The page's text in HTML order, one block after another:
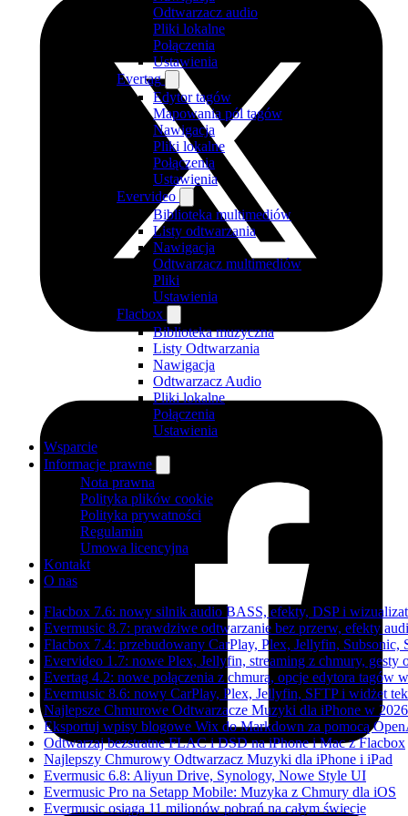
Odtwarzacz audio
Pliki lokalne
Połączenia
Ustawienia
Evertag
Edytor tagów
Mapowania pól tagów
Nawigacja
Pliki lokalne
Połączenia
Ustawienia
Evervideo
Biblioteka multimediów
Listy odtwarzania
Nawigacja
Odtwarzacz multimediów
Pliki
Ustawienia
Flacbox
Biblioteka muzyczna
Listy Odtwarzania
Nawigacja
Odtwarzacz Audio
Pliki lokalne
Połączenia
Ustawienia
Wsparcie
Informacje prawne
Nota prawna
Polityka plików cookie
Polityka prywatności
Regulamin
Umowa licencyjna
Kontakt
O nas
Flacbox 7.6: nowy silnik audio BASS, efekty, DSP i
Evermusic 8.7: prawdziwe odtwarzanie bez przerw, efekty
Flacbox 7.4: przebudowany CarPlay, Plex, Jellyfin, Subsonic,
Evervideo 1.7: nowe Plex, Jellyfin, streaming z chmury, gesty
Evertag 4.2: nowe połączenia z chmurą, opcje edytora tagów
Evermusic 8.6: nowy CarPlay, Plex, Jellyfin, SFTP i widżet
Najlepsze Chmurowe Odtwarzacze Muzyki dla iPhone w 2026
Eksportuj wpisy blogowe Wix do Markdown za pomocą
Odtwarzaj bezstratne FLAC i DSD na iPhone i Mac z Flacbox
Najlepszy Chmurowy Odtwarzacz Muzyki dla iPhone i iPad
Evermusic 6.8: Aliyun Drive, Synology, Nowe Style UI
Evermusic Pro na Setapp Mobile: Muzyka z Chmury dla iOS
Evermusic osiąga 11 milionów pobrań na całym świecie